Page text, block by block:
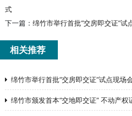
式
下一篇： 绵竹市举行首批“交房即交证”试
相关推荐
绵竹市举行首批“交房即交证”试点现场
绵竹市颁发首本“交地即交证” 不动产权